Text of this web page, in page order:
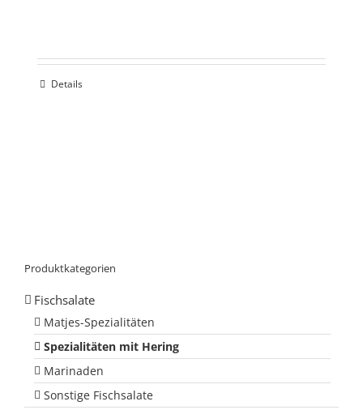
Details
Produktkategorien
Fischsalate
Matjes-Spezialitäten
Spezialitäten mit Hering
Marinaden
Sonstige Fischsalate